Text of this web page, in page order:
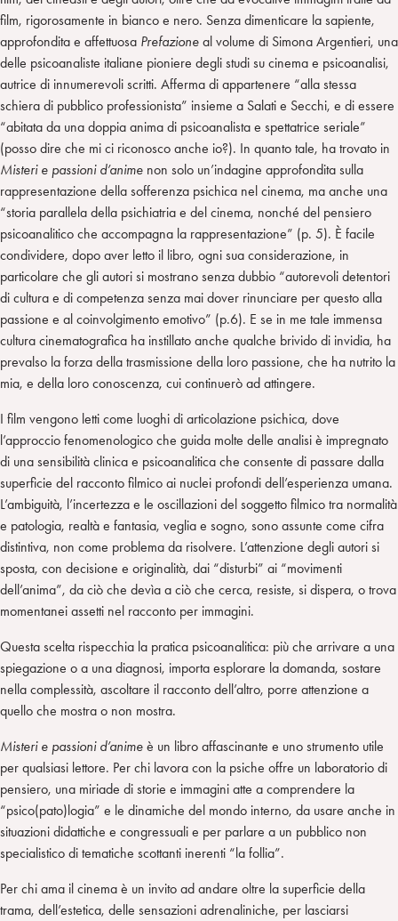
film, rigorosamente in bianco e nero. Senza dimenticare la sapiente,
approfondita e affettuosa Prefazione al volume di Simona Argentieri, una
delle psicoanaliste italiane pioniere degli studi su cinema e psicoanalisi,
autrice di innumerevoli scritti. Afferma di appartenere “alla stessa
schiera di pubblico professionista” insieme a Salati e Secchi, e di essere
“abitata da una doppia anima di psicoanalista e spettatrice seriale”
(posso dire che mi ci riconosco anche io?). In quanto tale, ha trovato in
Misteri e passioni d’anime non solo un’indagine approfondita sulla
rappresentazione della sofferenza psichica nel cinema, ma anche una
“storia parallela della psichiatria e del cinema, nonché del pensiero
psicoanalitico che accompagna la rappresentazione” (p. 5). È facile
condividere, dopo aver letto il libro, ogni sua considerazione, in
particolare che gli autori si mostrano senza dubbio “autorevoli detentori
di cultura e di competenza senza mai dover rinunciare per questo alla
passione e al coinvolgimento emotivo” (p.6). E se in me tale immensa
cultura cinematografica ha instillato anche qualche brivido di invidia, ha
prevalso la forza della trasmissione della loro passione, che ha nutrito la
mia, e della loro conoscenza, cui continuerò ad attingere.
I film vengono letti come luoghi di articolazione psichica, dove
l’approccio fenomenologico che guida molte delle analisi è impregnato
di una sensibilità clinica e psicoanalitica che consente di passare dalla
superficie del racconto filmico ai nuclei profondi dell’esperienza umana.
L’ambiguità, l’incertezza e le oscillazioni del soggetto filmico tra normalità
e patologia, realtà e fantasia, veglia e sogno, sono assunte come cifra
distintiva, non come problema da risolvere. L’attenzione degli autori si
sposta, con decisione e originalità, dai “disturbi” ai “movimenti
dell’anima”, da ciò che devìa a ciò che cerca, resiste, si dispera, o trova
momentanei assetti nel racconto per immagini.
Questa scelta rispecchia la pratica psicoanalitica: più che arrivare a una
spiegazione o a una diagnosi, importa esplorare la domanda, sostare
nella complessità, ascoltare il racconto dell’altro, porre attenzione a
quello che mostra o non mostra.
Misteri e passioni d’anime è un libro affascinante e uno strumento utile
per qualsiasi lettore. Per chi lavora con la psiche offre un laboratorio di
pensiero, una miriade di storie e immagini atte a comprendere la
“psico(pato)logia” e le dinamiche del mondo interno, da usare anche in
situazioni didattiche e congressuali e per parlare a un pubblico non
specialistico di tematiche scottanti inerenti “la follia”.
Per chi ama il cinema è un invito ad andare oltre la superficie della
trama, dell’estetica, delle sensazioni adrenaliniche, per lasciarsi